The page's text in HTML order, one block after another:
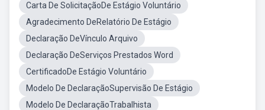
Carta De SolicitaçãoDe Estágio Voluntário
Agradecimento DeRelatório De Estágio
Declaração DeVínculo Arquivo
Declaração DeServiços Prestados Word
CertificadoDe Estágio Voluntário
Modelo De DeclaraçãoSupervisão De Estágio
Modelo De DeclaraçãoTrabalhista